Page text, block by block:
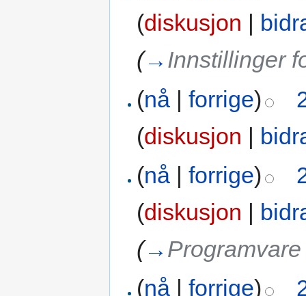
(diskusjon |
(→ Innstillinger
(nå |forrige)
(diskusjon |
(nå |forrige)
(diskusjon |
(→
(nå |forrige)